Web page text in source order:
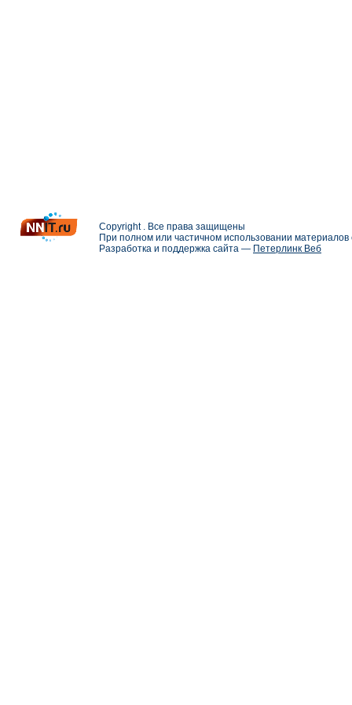
Copyright . Все права защищены
При полном или частичном использовании
Разработка и поддержка сайта — Петерлинк Веб